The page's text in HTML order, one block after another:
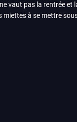
vaut pas la rentrée et
miettes à se mettre
qui nous montre que
pas la période
qui sortiront au
dédiée…